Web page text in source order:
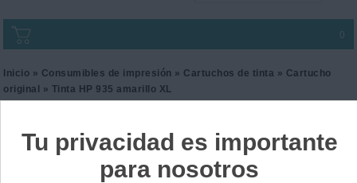
0
Inicio » Consumibles de impresión » Cartuchos de tinta » Cartucho
original
» Tinta HP 935 amarillo XL
Tinta HP 935 amarillo XL
Ref. C2P26AE